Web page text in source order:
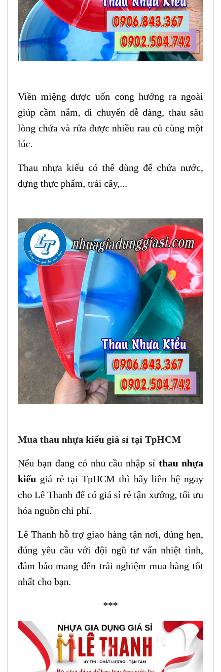
Viền miệng được uốn cong hướng ra ngoài
giúp cầm nắm, di chuyển dễ dàng, thau sâu
lòng chứa và rửa được nhiều rau củ cùng một
lúc.
Thau nhựa kiểu có thể dùng để chứa nước,
đựng thực phẩm, trái cây,...
Mua thau nhựa kiểu giá sỉ tại TpHCM
Nếu bạn đang có nhu cầu nhập sỉthau nhựa
kiểu giá rẻ tại TpHCM thì hãy liên hệ ngay
cho Lê Thanh để có giá sỉ rẻ tận xưởng, tối ưu
hóa nguồn chi phí.
Lê Thanh hỗ trợ giao hàng tận nơi, đúng hẹn,
đúng yêu cầu với đội ngũ tư vấn nhiệt tình,
đảm bảo mang đến trải nghiệm mua hàng tốt
nhất cho bạn.
***